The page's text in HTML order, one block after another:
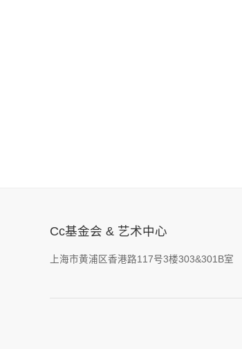
Cc基金会 & 艺术中心
上海市黄浦区香港路117号3楼303&301B室